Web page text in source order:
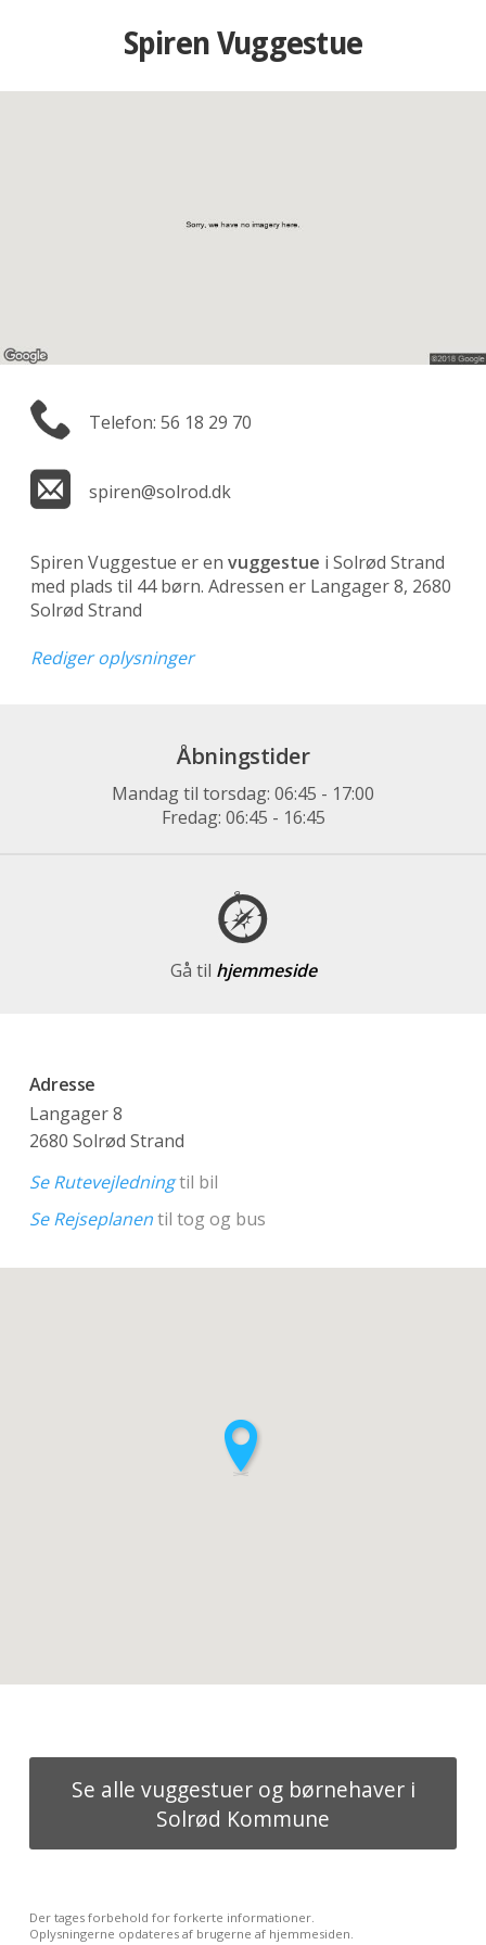
Spiren Vuggestue
Telefon: 56 18 29 70
spiren@solrod.dk
Spiren Vuggestue er en vuggestue i Solrød Strand
med plads til 44 børn. Adressen er Langager 8, 2680
Solrød Strand
Rediger oplysninger
Åbningstider
Mandag til torsdag: 06:45 - 17:00
Fredag: 06:45 - 16:45
Gå til hjemmeside
Adresse
Langager 8
2680 Solrød Strand
Se Rutevejledningtil bil
Se Rejseplanentil tog og bus
Se alle vuggestuer og børnehaver i
Solrød Kommune
Der tages forbehold for forkerte informationer.
Oplysningerne opdateres af brugerne af hjemmesiden.